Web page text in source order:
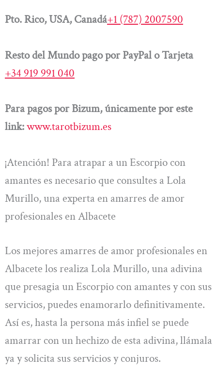
Pto. Rico, USA, Canadá+1 (787) 2007590
Resto del Mundo pago por PayPal o Tarjeta
+34 919 991 040
Para pagos por Bizum, únicamente por este
link:www.tarotbizum.es
¡Atención! Para atrapar a un Escorpio con
amantes es necesario que consultes a Lola
Murillo, una experta en amarres de amor
profesionales en Albacete
Los mejores amarres de amor profesionales en
Albacete los realiza Lola Murillo, una adivina
que presagia un Escorpio con amantes y con sus
servicios, puedes enamorarlo definitivamente.
Así es, hasta la persona más infiel se puede
amarrar con un hechizo de esta adivina, llámala
ya y solicita sus servicios y conjuros.